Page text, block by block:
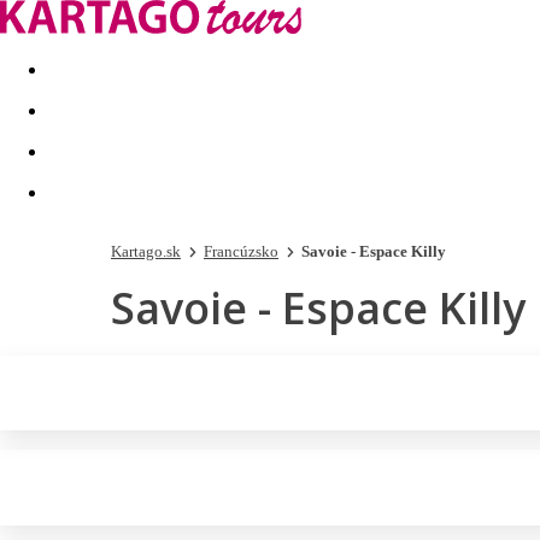
Last minute Dovolenkové kluby
Kartago.sk Francúzsko Savoie - Espace Killy
Savoie - Espace Killy